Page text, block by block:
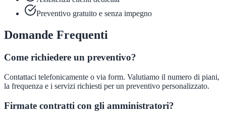
Preventivo gratuito e senza impegno
Domande Frequenti
Come richiedere un preventivo?
Contattaci telefonicamente o via form. Valutiamo il numero di piani,
la frequenza e i servizi richiesti per un preventivo personalizzato.
Firmate contratti con gli amministratori?